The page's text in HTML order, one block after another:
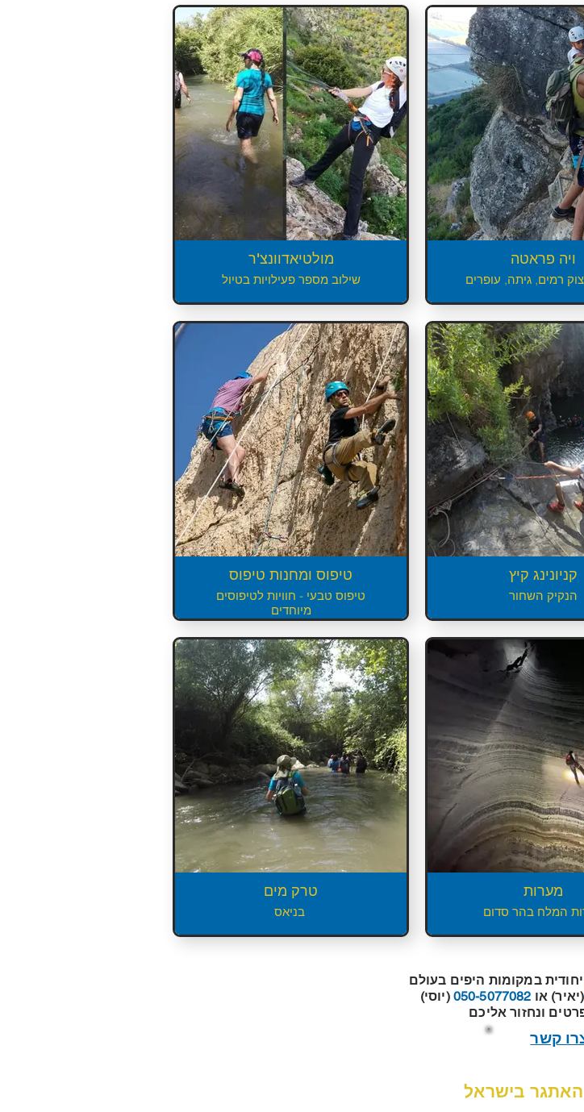
מולטיאדוונצ'ר
שילוב מספר פעילויות בטיול
ויה פראטה
רמים, גיתה, עופרים
טיפוס ומחנות טיפוס
טיפוס טבעי - חוויות לטיפוסים
מיוחדים
קניונינג קיץ
הנקיק השחור
טרק מים
בניאס
מערות
המלח בהר סדום
במקומות היפים בעולם
(יאיר) או 050-5077082 (יוסי)
ונחזור אליכם
קשר
האתגר בישראל